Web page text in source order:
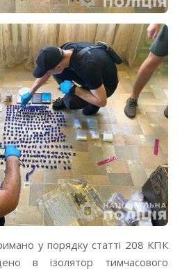
у порядку статті 208 КПК
в ізолятор тимчасового